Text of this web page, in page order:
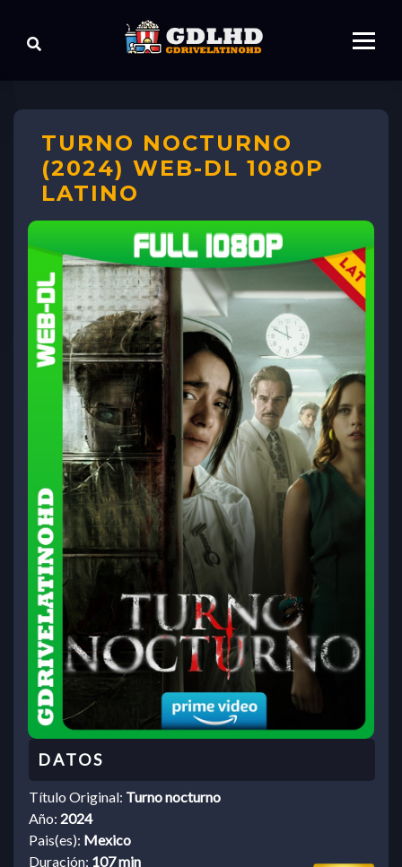
TURNO NOCTURNO
(2024) WEB-DL 1080P
LATINO
Título Original: Turno nocturno
Año: 2024
Pais(es): Mexico
Duración: 107 min